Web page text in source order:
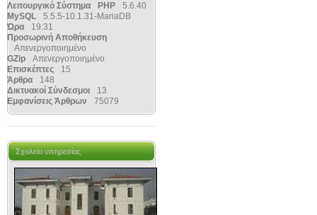
Λειτουργικό Σύστημα PHP
5.6.40
MySQL
5.5.5-10.1.31-MariaDB
Ώρα
19:31
Προσωρινή Αποθήκευση
Απενεργοποιημένο
GZip
Απενεργοποιημένο
Επισκέπτες
15
Άρθρα
148
Δικτυακοί Σύνδεσμοι
13
Εμφανίσεις Άρθρων
75079
Σχολείο υπηρεσίας